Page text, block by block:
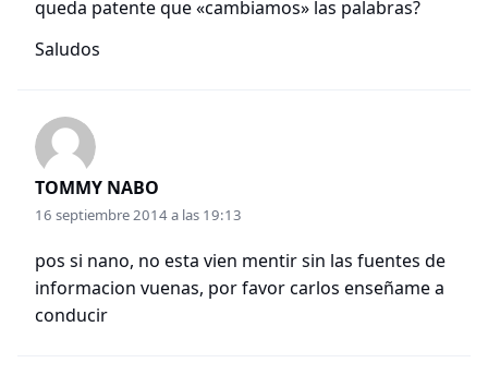
queda patente que «cambiamos» las palabras?
Saludos
TOMMY NABO
16 septiembre 2014 a las 19:13
pos si nano, no esta vien mentir sin las fuentes de
informacion vuenas, por favor carlos enseñame a
conducir